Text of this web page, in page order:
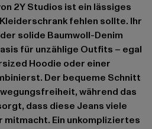
2Y Studios ist ein lässiges
fehlen sollte. Ihr
solide Baumwoll-Denim
für unzählige Outfits – egal
Hoodie oder einer
Der bequeme Schnitt
während das
dass diese Jeans viele
Ein unkompliziertes